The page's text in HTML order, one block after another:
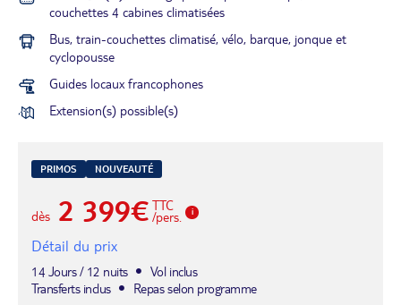
couchettes 4 cabines climatisées
Bus, train-couchettes climatisé, vélo, barque, jonque et
cyclopousse
Guides locaux francophones
Extension(s) possible(s)
PRIMOS NOUVEAUTÉ
dès 2 399€ TTC
/pers.
Détail du prix
14 Jours / 12 nuits
Vol inclus
Transferts inclus
Repas selon programme